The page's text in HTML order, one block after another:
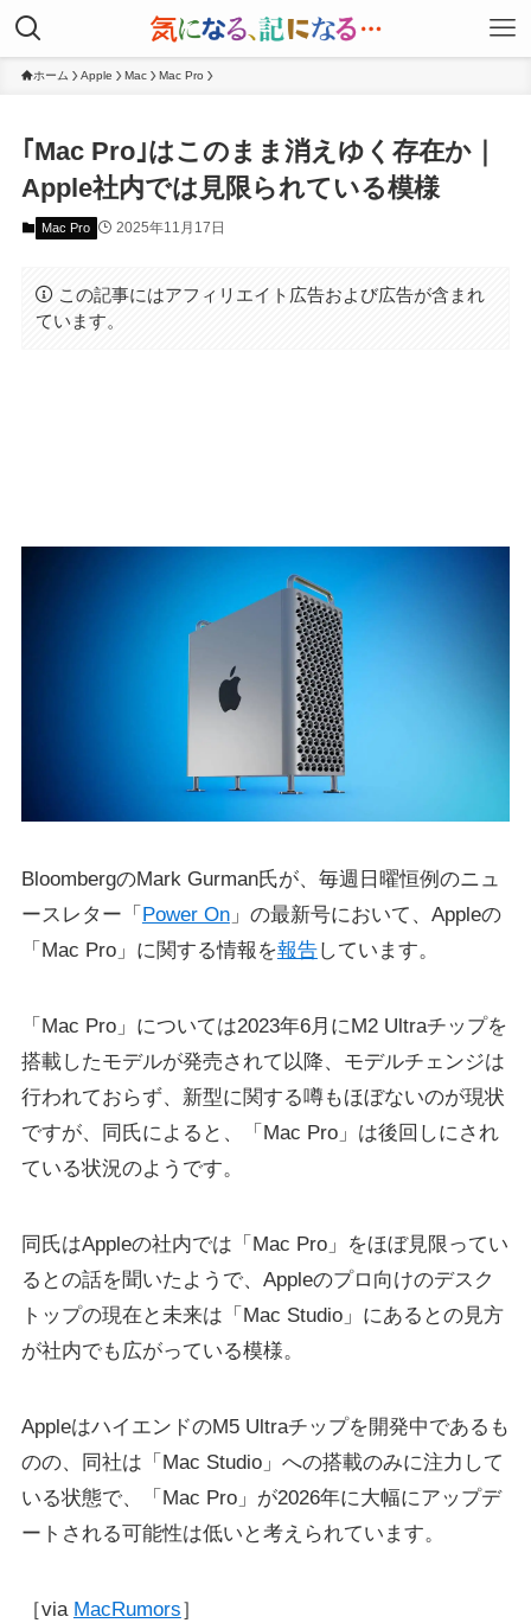
ホーム Apple Mac Mac Pro
｢Mac Pro｣はこのまま消えゆく存在か｜
Apple社内では見限られている模様
Mac Pro 2025年11月17日
この記事にはアフィリエイト広告および広告が含まれ
ています。
BloombergのMark Gurman氏が、毎週日曜恒例のニュ
ースレター「 Power On」の最新号において、Appleの
「Mac Pro」に関する情報を報告しています。
「Mac Pro」については2023年6月にM2 Ultraチップを
搭載したモデルが発売されて以降、モデルチェンジは
行われておらず、新型に関する噂もほぼないのが現状
ですが、同氏によると、「Mac Pro」は後回しにされ
ている状況のようです。
同氏はAppleの社内では「Mac Pro」をほぼ見限ってい
るとの話を聞いたようで、Appleのプロ向けのデスク
トップの現在と未来は「Mac Studio」にあるとの見方
が社内でも広がっている模様。
AppleはハイエンドのM5 Ultraチップを開発中であるも
のの、同社は「Mac Studio」への搭載のみに注力して
いる状態で、「Mac Pro」が2026年に大幅にアップデ
ートされる可能性は低いと考えられています。
［via MacRumors］